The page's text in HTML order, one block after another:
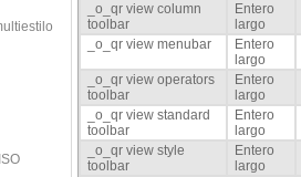
_o_qr view column
toolbar
Entero
largo
_o_qr view menubar
Entero
largo
_o_qr view operators
toolbar
Entero
largo
_o_qr view standard
toolbar
Entero
largo
_o_qr view style
toolbar
Entero
largo